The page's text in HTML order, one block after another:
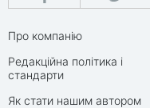
Про компанію
Редакційна політика і
стандарти
Як стати нашим автором